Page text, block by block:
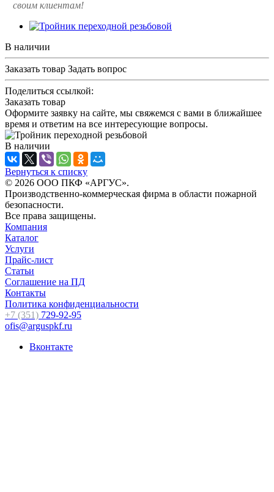
своим клиентам!
В наличии
Заказать товар Задать вопрос
Поделиться ссылкой:
Заказать товар
Оформите заявку на сайте, мы свяжемся с вами в ближайшее
время и ответим на все интересующие вопросы.
В наличии
Вернуться к списку
© 2026 ООО ПКФ «АРГУС».
Производственно-коммерческая фирма в области пожарной
безопасности.
Все права защищены.
Компания
Каталог
Услуги
Прайс-лист
Статьи
Соглашение на ПД
Контакты
Политика конфиденциальности
+7 (351) 729-92-95
ofis@arguspkf.ru
Вконтакте